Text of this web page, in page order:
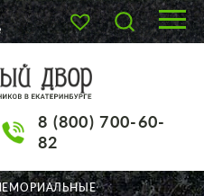
8 (800) 700-60-
82